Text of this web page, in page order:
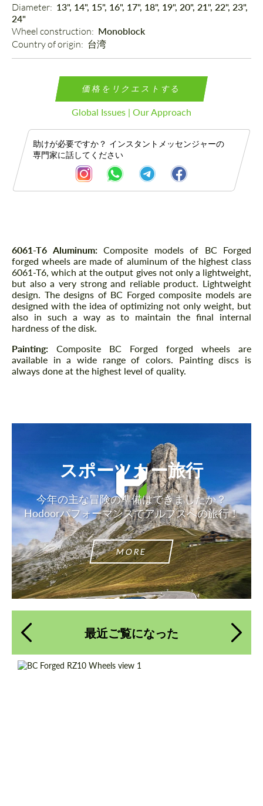
Diameter: 13", 14", 15", 16", 17", 18", 19", 20", 21", 22", 23",
24"
Wheel construction: Monoblock
Country of origin: 台湾
価格をリクエストする
Global Issues | Our Approach
助けが必要ですか？ インスタントメッセンジャーの
専門家に話してください
説明
6061-T6 Aluminum: Composite models of BC Forged
forged wheels are made of aluminum of the highest class
6061-T6, which at the output gives not only a lightweight,
but also a very strong and reliable product. Lightweight
design. The designs of BC Forged composite models are
designed with the idea of ​​optimizing not only weight, but
also in such a way as to maintain the final internal
hardness of the disk.
Painting: Composite BC Forged forged wheels are
available in a wide range of colors. Painting discs is
always done at the highest level of quality.
スポーツカー旅行
今年の主な冒険の準備はできましたか？
Hodoorパフォーマンスでアルプスへの旅行！
MORE
最近ご覧になった